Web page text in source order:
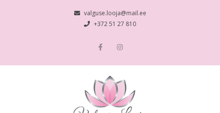
valguse.looja@mail.ee
+372 51 27 810